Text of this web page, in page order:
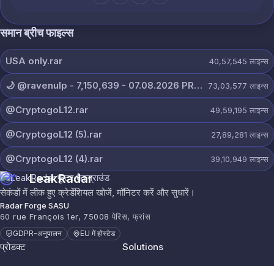
समान ब्रीच फाइल्स
USA only.rar 40,57,545 लाइन्स
🌙 @ravenulp - 7,150,639 - 07.08.2026 PRIVATE.txt 73,03,577 लाइन्स
@CryptogoL12.rar 49,59,195 लाइन्स
@CryptogoL12 (5).rar 27,89,281 लाइन्स
@CryptogoL12 (4).rar 39,10,949 लाइन्स
LeakRadar
सेकंडों में लीक हुए क्रेडेंशियल खोजें, मॉनिटर करें और सुधारें।
Radar Forge SASU
60 rue François 1er, 75008 पेरिस, फ्रांस
GDPR-अनुपालन EU में होस्टेड
प्रोडक्ट Solutions